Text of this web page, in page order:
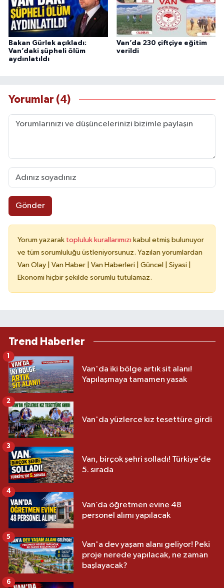
Bakan Gürlek açıkladı:
Van’daki şüpheli ölüm
aydınlatıldı
Van’da 230 çiftçiye eğitim
verildi
Yorumlar (4)
Gönder
Yorum yazarak topluluk kurallarımızı kabul etmiş bulunuyor
ve tüm sorumluluğu üstleniyorsunuz. Yazılan yorumlardan
Van Olay | Van Haber | Van Haberleri | Güncel | Siyasi |
Ekonomi hiçbir şekilde sorumlu tutulamaz.
Trend Haberler
Van'da iki bölge artık sit alanı!
Yapılaşmaya tamamen yasak
1
Van'da yüzlerce kız tesettüre girdi
2
Van, birçok şehri solladı! Türkiye’de
5. sırada
3
Van’da öğretmen evine 48
personel alımı yapılacak
4
Van'a dev yaşam alanı geliyor! Peki
proje nerede yapılacak, ne zaman
başlayacak?
5
6